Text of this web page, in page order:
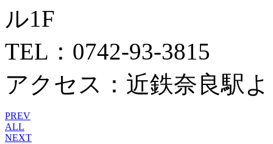
ル1F
TEL：0742-93-3815
アクセス：近鉄奈良駅
PREV
ALL
NEXT